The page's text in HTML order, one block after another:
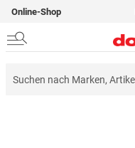
Online-Shop